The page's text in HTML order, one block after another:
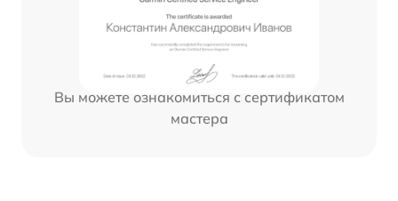
Вы можете ознакомиться с сертификатом
мастера